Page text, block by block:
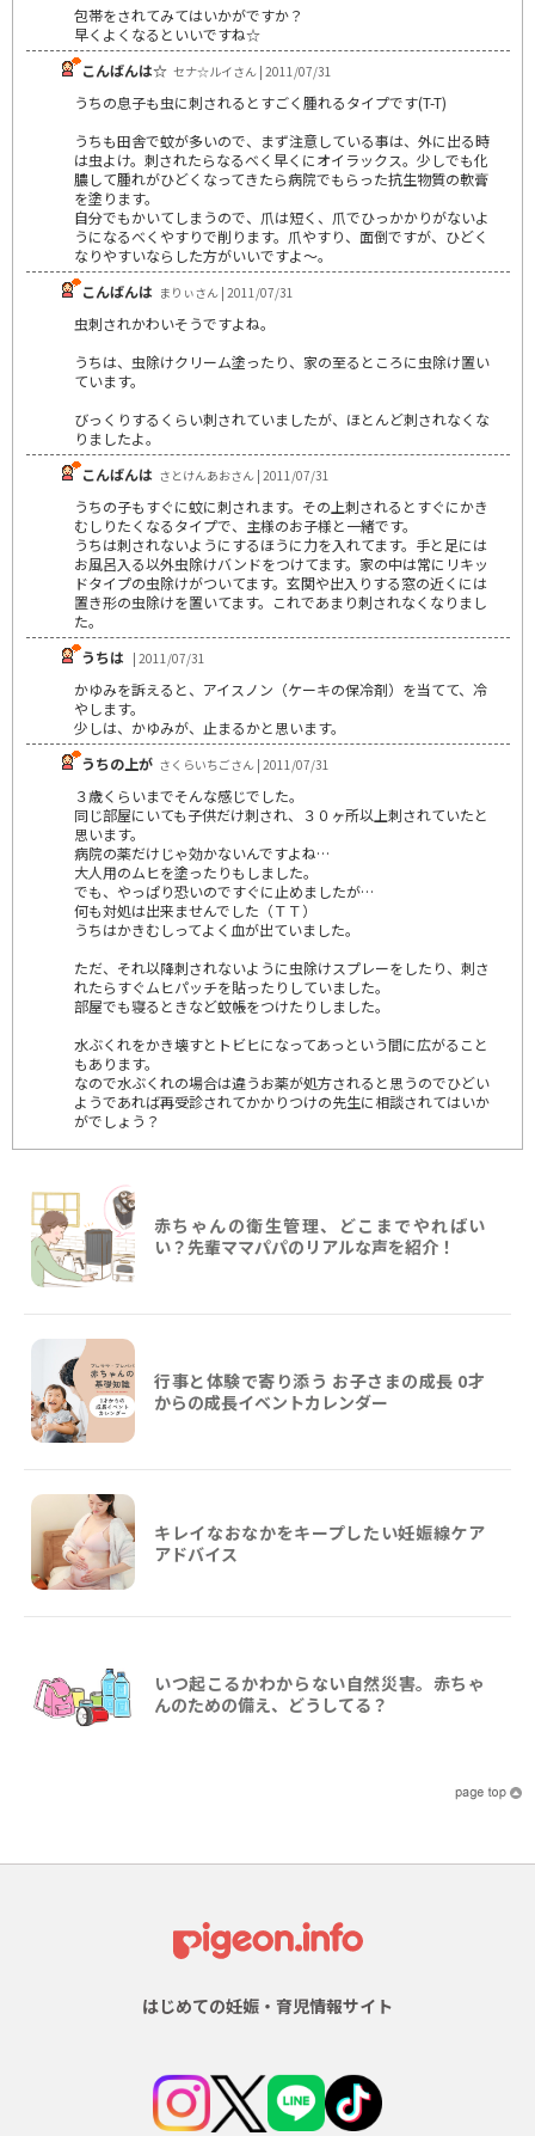
包帯をされてみてはいかがですか？
早くよくなるといいですね☆
こんばんは☆ セナ☆ルイさん | 2011/07/31
うちの息子も虫に刺されるとすごく腫れるタイプです(T-T)
うちも田舎で蚊が多いので、まず注意している事は、外に出る時
は虫よけ。刺されたらなるべく早くにオイラックス。少しでも化
膿して腫れがひどくなってきたら病院でもらった抗生物質の軟膏
を塗ります。
自分でもかいてしまうので、爪は短く、爪でひっかかりがないよ
うになるべくやすりで削ります。爪やすり、面倒ですが、ひどく
なりやすいならした方がいいですよ～。
こんばんは まりぃさん | 2011/07/31
虫刺されかわいそうですよね。
うちは、虫除けクリーム塗ったり、家の至るところに虫除け置い
ています。
びっくりするくらい刺されていましたが、ほとんど刺されなくな
りましたよ。
こんばんは さとけんあおさん | 2011/07/31
うちの子もすぐに蚊に刺されます。その上刺されるとすぐにかき
むしりたくなるタイプで、主様のお子様と一緒です。
うちは刺されないようにするほうに力を入れてます。手と足には
お風呂入る以外虫除けバンドをつけてます。家の中は常にリキッ
ドタイプの虫除けがついてます。玄関や出入りする窓の近くには
置き形の虫除けを置いてます。これであまり刺されなくなりまし
た。
うちは | 2011/07/31
かゆみを訴えると、アイスノン（ケーキの保冷剤）を当てて、冷
やします。
少しは、かゆみが、止まるかと思います。
うちの上が さくらいちごさん | 2011/07/31
３歳くらいまでそんな感じでした。
同じ部屋にいても子供だけ刺され、３０ヶ所以上刺されていたと
思います。
病院の薬だけじゃ効かないんですよね…
大人用のムヒを塗ったりもしました。
でも、やっぱり恐いのですぐに止めましたが…
何も対処は出来ませんでした（ＴＴ）
うちはかきむしってよく血が出ていました。
ただ、それ以降刺されないように虫除けスプレーをしたり、刺さ
れたらすぐムヒパッチを貼ったりしていました。
部屋でも寝るときなど蚊帳をつけたりしました。
水ぶくれをかき壊すとトビヒになってあっという間に広がること
もあります。
なので水ぶくれの場合は違うお薬が処方されると思うのでひどい
ようであれば再受診されてかかりつけの先生に相談されてはいか
がでしょう？
赤ちゃんの衛生管理、どこまでやればい
い？先輩ママパパのリアルな声を紹介！
行事と体験で寄り添う お子さまの成長 0才
からの成長イベントカレンダー
キレイなおなかをキープしたい妊娠線ケア
アドバイス
いつ起こるかわからない自然災害。赤ちゃ
んのための備え、どうしてる？
はじめての妊娠・育児情報サイト